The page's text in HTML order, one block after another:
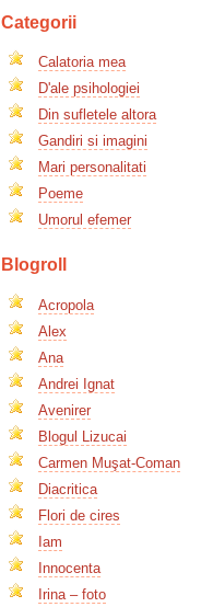
Categorii
Calatoria mea
D'ale psihologiei
Din sufletele altora
Gandiri si imagini
Mari personalitati
Poeme
Umorul efemer
Blogroll
Acropola
Alex
Ana
Andrei Ignat
Avenirer
Blogul Lizucai
Carmen Muşat-Coman
Diacritica
Flori de cires
Iam
Innocenta
Irina – foto